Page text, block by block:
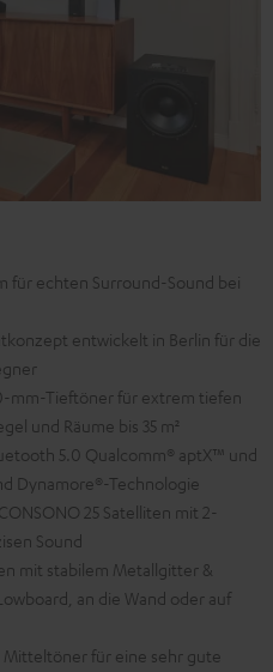
für echten Surround-Sound bei
entwickelt in Berlin für die
mm-Tieftöner für extrem tiefen
und Räume bis 35 m²
5.0 Qualcomm® aptX™ und
Dynamore®-Technologie
25 Satelliten mit 2-
Sound
mit stabilem Metallgitter &
an die Wand oder auf
für eine sehr gute